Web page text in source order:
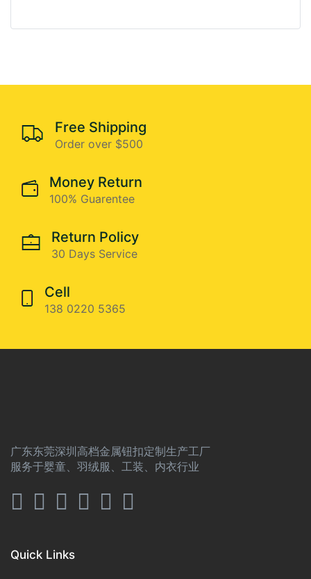
Free Shipping
Order over $500
Money Return
100% Guarentee
Return Policy
30 Days Service
Cell
138 0220 5365
广东东莞深圳高档金属钮扣定制生产工厂
服务于婴童、羽绒服、工装、内衣行业
Quick Links